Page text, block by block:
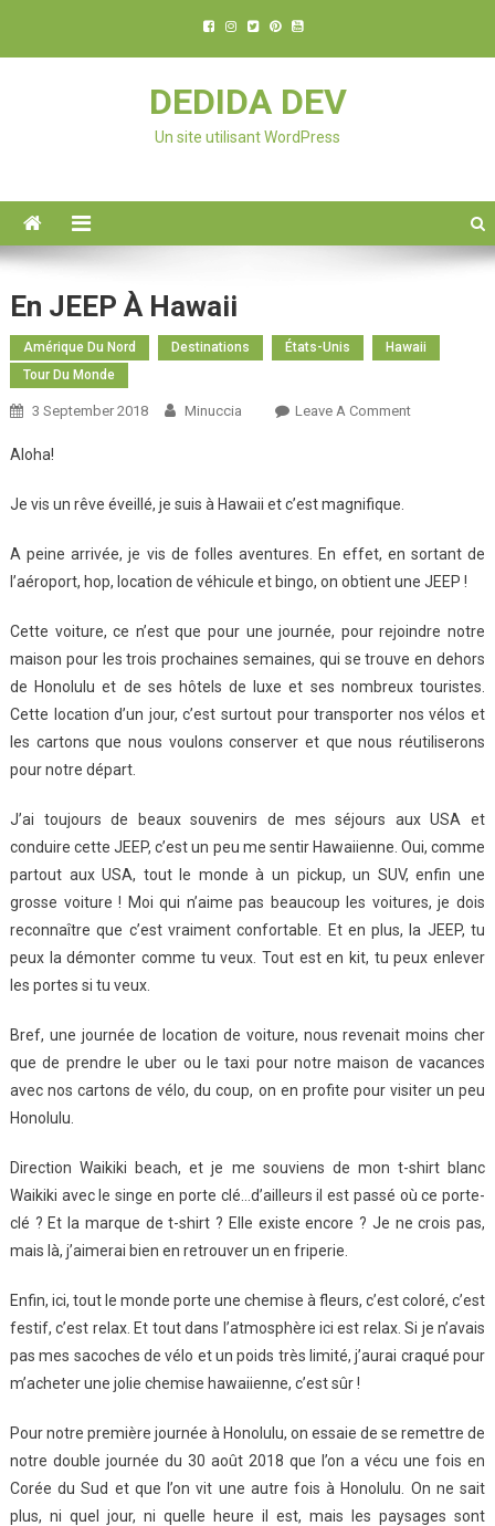
DEDIDA DEV
Un site utilisant WordPress
En JEEP À Hawaii
Amérique Du Nord Destinations États-Unis
Hawaii
Tour Du Monde
3 September 2018 Minuccia Leave A CommentOn En
Aloha!
Je vis un rêve éveillé, je suis à Hawaii et c’est magnifique.
A peine arrivée, je vis de folles aventures. En effet, en sortant de
l’aéroport, hop, location de véhicule et bingo, on obtient une JEEP !
Cette voiture, ce n’est que pour une journée, pour rejoindre notre
maison pour les trois prochaines semaines, qui se trouve en dehors
de Honolulu et de ses hôtels de luxe et ses nombreux touristes.
Cette location d’un jour, c’est surtout pour transporter nos vélos et
les cartons que nous voulons conserver et que nous réutiliserons
pour notre départ.
J’ai toujours de beaux souvenirs de mes séjours aux USA et
conduire cette JEEP, c’est un peu me sentir Hawaiienne. Oui, comme
partout aux USA, tout le monde à un pickup, un SUV, enfin une
grosse voiture ! Moi qui n’aime pas beaucoup les voitures, je dois
reconnaître que c’est vraiment confortable. Et en plus, la JEEP, tu
peux la démonter comme tu veux. Tout est en kit, tu peux enlever
les portes si tu veux.
Bref, une journée de location de voiture, nous revenait moins cher
que de prendre le uber ou le taxi pour notre maison de vacances
avec nos cartons de vélo, du coup, on en profite pour visiter un peu
Honolulu.
Direction Waikiki beach, et je me souviens de mon t-shirt blanc
Waikiki avec le singe en porte clé…d’ailleurs il est passé où ce porte-
clé ? Et la marque de t-shirt ? Elle existe encore ? Je ne crois pas,
mais là, j’aimerai bien en retrouver un en friperie.
Enfin, ici, tout le monde porte une chemise à fleurs, c’est coloré, c’est
festif, c’est relax. Et tout dans l’atmosphère ici est relax. Si je n’avais
pas mes sacoches de vélo et un poids très limité, j’aurai craqué pour
m’acheter une jolie chemise hawaiienne, c’est sûr !
Pour notre première journée à Honolulu, on essaie de se remettre de
notre double journée du 30 août 2018 que l’on a vécu une fois en
Corée du Sud et que l’on vit une autre fois à Honolulu. On ne sait
plus, ni quel jour, ni quelle heure il est, mais les paysages sont